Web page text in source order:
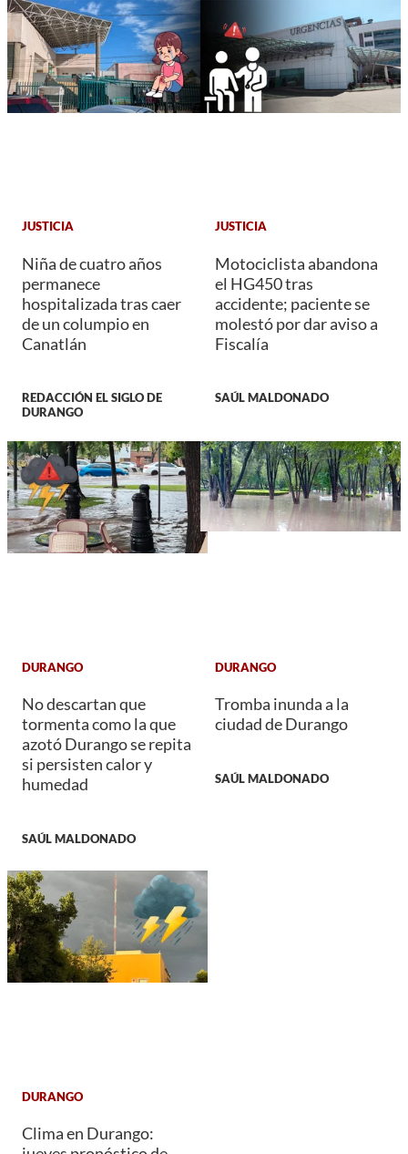
JUSTICIA
Niña de cuatro años
permanece
hospitalizada tras caer
de un columpio en
Canatlán
REDACCIÓN EL SIGLO DE
DURANGO
JUSTICIA
Motociclista abandona
el HG450 tras
accidente; paciente se
molestó por dar aviso a
Fiscalía
SAÚL MALDONADO
DURANGO
No descartan que
tormenta como la que
azotó Durango se repita
si persisten calor y
humedad
SAÚL MALDONADO
DURANGO
Tromba inunda a la
ciudad de Durango
SAÚL MALDONADO
DURANGO
Clima en Durango: